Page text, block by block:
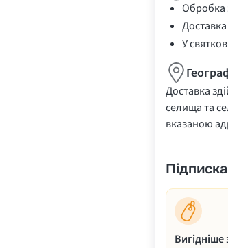
Обробка
У
Доставка
селища та
вказаною